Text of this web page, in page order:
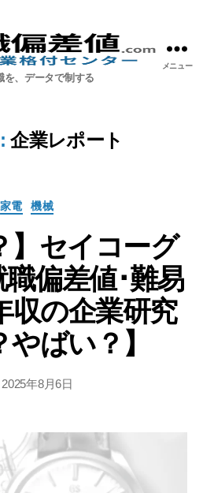
就職偏差値.com【公式】
を、データで制する
メニュー
企業レポート
カ
ー
家電 機械
】セイコーグ
偏差値･難易
収の企業研究
やばい？】
2025年8月6日